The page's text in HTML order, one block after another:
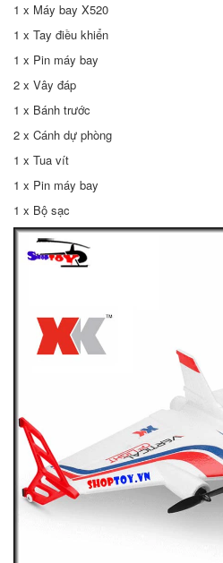
1 x Máy bay X520
1 x Tay điều khiển
1 x Pin máy bay
2 x Vây đáp
1 x Bánh trước
2 x Cánh dự phòng
1 x Tua vít
1 x Pin máy bay
1 x Bộ sạc